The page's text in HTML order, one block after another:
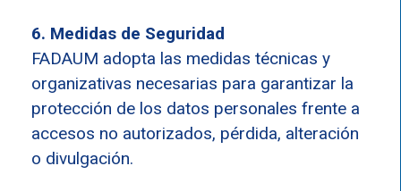
6. Medidas de Seguridad
FADAUM adopta las medidas técnicas y
organizativas necesarias para garantizar la
protección de los datos personales frente a
accesos no autorizados, pérdida, alteración
o divulgación.